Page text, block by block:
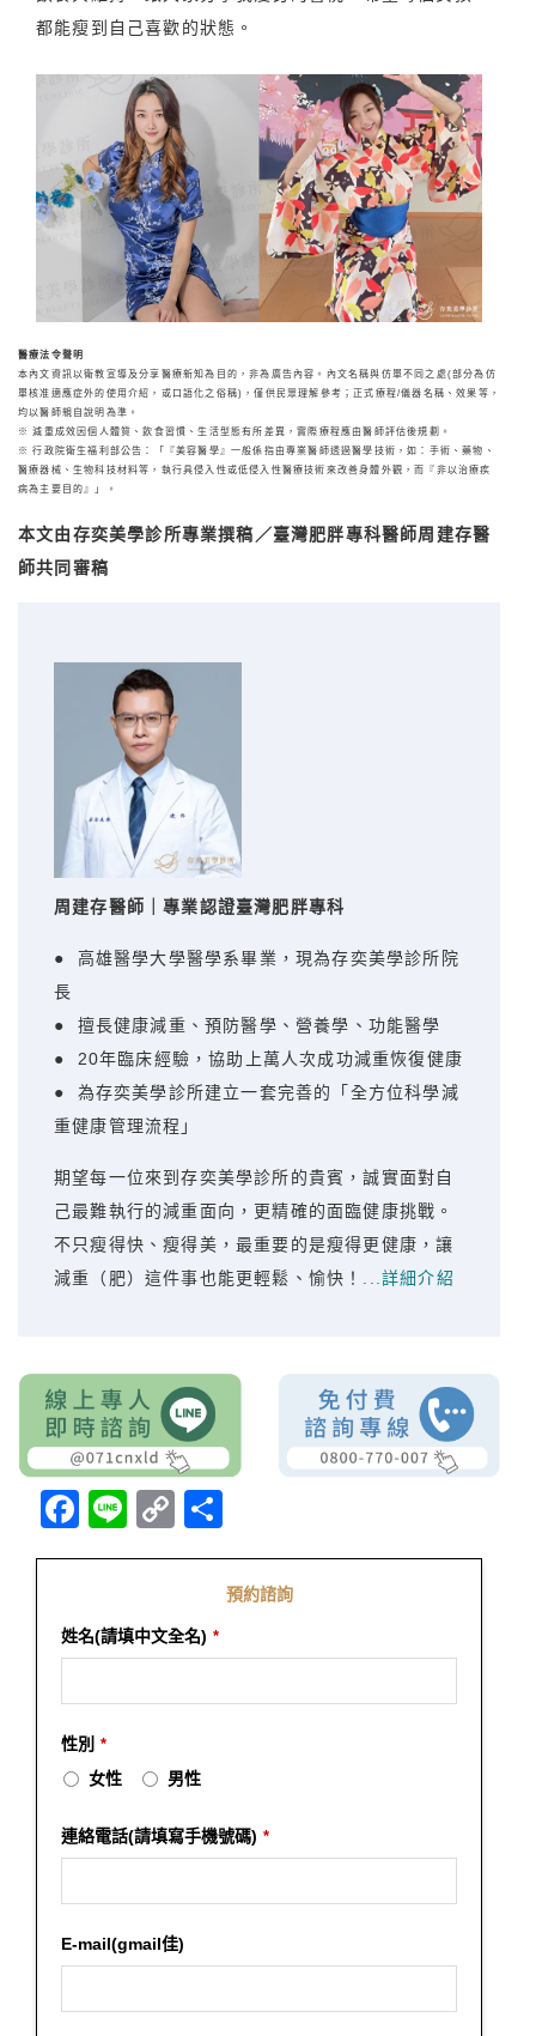
都能瘦到自己喜歡的狀態。
醫療法令聲明
本內文資訊以衛教宣導及分享醫療新知為目的，非為廣告內容。內文名稱與仿單不同之處(部分為仿
單核准適應症外的使用介紹，或口語化之俗稱)，僅供民眾理解參考；正式療程/儀器名稱、效果等，
均以醫師親自說明為準。
※ 減重成效因個人體質、飲食習慣、生活型態有所差異，實際療程應由醫師評估後規劃。
※ 行政院衛生福利部公告：「『美容醫學』一般係指由專業醫師透過醫學技術，如：手術、藥物、
醫療器械、生物科技材料等，執行具侵入性或低侵入性醫療技術來改善身體外觀，而『非以治療疾
病為主要目的』」。
本文由存奕美學診所專業撰稿／臺灣肥胖專科醫師周建存醫
師共同審稿
周建存醫師｜專業認證臺灣肥胖專科
● 高雄醫學大學醫學系畢業，現為存奕美學診所院
長
● 擅長健康減重、預防醫學、營養學、功能醫學
● 20年臨床經驗，協助上萬人次成功減重恢復健康
● 為存奕美學診所建立一套完善的「全方位科學減
重健康管理流程」
期望每一位來到存奕美學診所的貴賓，誠實面對自
己最難執行的減重面向，更精確的面臨健康挑戰。
不只瘦得快、瘦得美，最重要的是瘦得更健康，讓
減重（肥）這件事也能更輕鬆、愉快！ ...詳細介紹
Facebook
LineCopy
Link
享
預約諮詢
姓名(請填中文全名) *
性別 *
女性 男性
連絡電話(請填寫手機號碼) *
E-mail(gmail佳)